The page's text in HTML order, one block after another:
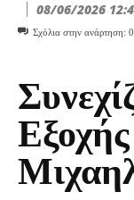
08/06/2026
Σχόλια στην ανάρτηση: 0